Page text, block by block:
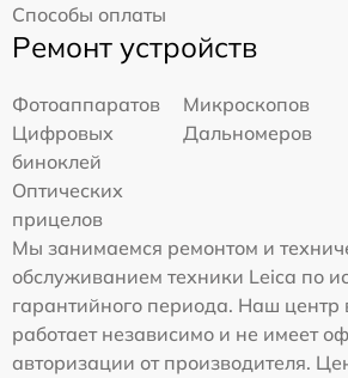
Способы оплаты
Ремонт устройств
Фотоаппаратов
Микроскопов
Цифровых
биноклей
Дальномеров
Оптических
прицелов
Мы занимаемся ремонтом и
обслуживанием техники Leica по
гарантийного периода. Наш центр
работает независимо и не имеет
авторизации от производителя.